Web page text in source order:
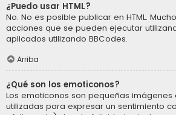
¿Puedo usar HTML?
No. No es posible publicar en HTML.
acciones que se pueden ejecutar
aplicados utilizando BBCodes.
Arriba
¿Qué son los emoticonos?
Los emoticonos son pequeñas
utilizadas para expresar un sentimiento